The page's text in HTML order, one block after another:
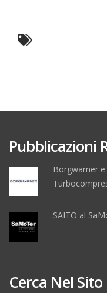
Pubblicazioni
Borgwarner
SAITO al
Cerca Nel Sito